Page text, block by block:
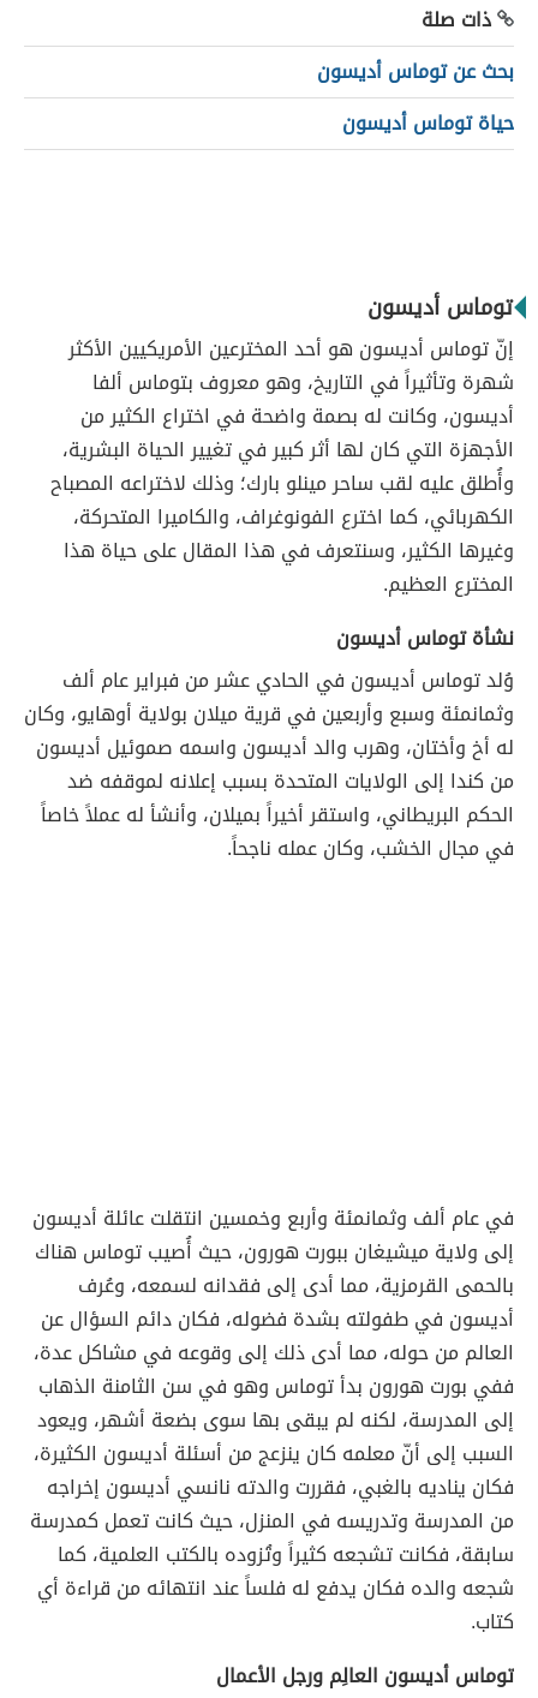
ذات صلة
بحث عن توماس أديسون
حياة توماس أديسون
توماس أديسون
إنّ توماس أديسون هو أحد المخترعين الأمريكيين الأكثر
شهرة وتأثيراً في التاريخ، وهو معروف بتوماس ألفا
أديسون، وكانت له بصمة واضحة في اختراع الكثير من
الأجهزة التي كان لها أثر كبير في تغيير الحياة البشرية،
وأُطلق عليه لقب ساحر مينلو بارك؛ وذلك لاختراعه المصباح
الكهربائي، كما اخترع الفونوغراف، والكاميرا المتحركة،
وغيرها الكثير، وسنتعرف في هذا المقال على حياة هذا
المخترع العظيم.
نشأة توماس أديسون
وُلد توماس أديسون في الحادي عشر من فبراير عام ألف
وثمانمئة وسبع وأربعين في قرية ميلان بولاية أوهايو، وكان
له أخ وأختان، وهرب والد أديسون واسمه صموئيل أديسون
من كندا إلى الولايات المتحدة بسبب إعلانه لموقفه ضد
الحكم البريطاني، واستقر أخيراً بميلان، وأنشأ له عملاً خاصاً
في مجال الخشب، وكان عمله ناجحاً.
في عام ألف وثمانمئة وأربع وخمسين انتقلت عائلة أديسون
إلى ولاية ميشيغان ببورت هورون، حيث أُصيب توماس هناك
بالحمى القرمزية، مما أدى إلى فقدانه لسمعه، وعُرف
أديسون في طفولته بشدة فضوله، فكان دائم السؤال عن
العالم من حوله، مما أدى ذلك إلى وقوعه في مشاكل عدة،
ففي بورت هورون بدأ توماس وهو في سن الثامنة الذهاب
إلى المدرسة، لكنه لم يبقى بها سوى بضعة أشهر، ويعود
السبب إلى أنّ معلمه كان ينزعج من أسئلة أديسون الكثيرة،
فكان يناديه بالغبي، فقررت والدته نانسي أديسون إخراجه
من المدرسة وتدريسه في المنزل، حيث كانت تعمل كمدرسة
سابقة، فكانت تشجعه كثيراً وتُزوده بالكتب العلمية، كما
شجعه والده فكان يدفع له فلساً عند انتهائه من قراءة أي
كتاب.
توماس أديسون العالِم ورجل الأعمال